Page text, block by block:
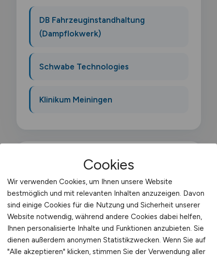
DB Fahrzeuginstandhaltung
(Dampflokwerk)
Schwabe Technologies
Klinikum Meiningen
Was macht ein
Sonderfahrzeugfahrer?
Als Sonderfahrzeugfuehrer steuerst du
Fahrzeuge abseits der klassischen Lkw-
Typen: Kommunalfahrzeuge.
Cookies
Wir verwenden Cookies, um Ihnen unsere Website
bestmöglich und mit relevanten Inhalten anzuzeigen. Davon
sind einige Cookies für die Nutzung und Sicherheit unserer
Website notwendig, während andere Cookies dabei helfen,
Ihnen personalisierte Inhalte und Funktionen anzubieten. Sie
dienen außerdem anonymen Statistikzwecken. Wenn Sie auf
"Alle akzeptieren" klicken, stimmen Sie der Verwendung aller